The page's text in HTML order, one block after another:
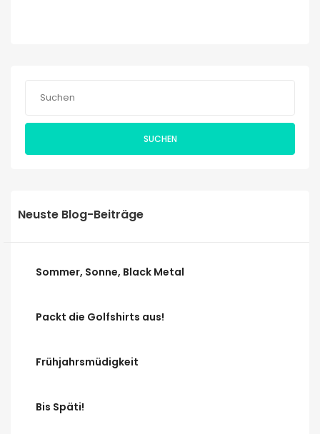
SUCHEN
Neuste Blog-Beiträge
Sommer, Sonne, Black Metal
Packt die Golfshirts aus!
Frühjahrsmüdigkeit
Bis Späti!